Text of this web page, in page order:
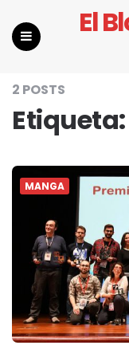
El
2 POSTS
Etiqueta:
MANGA